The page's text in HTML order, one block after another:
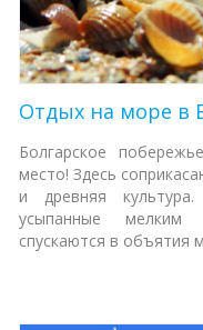
Отдых на море в
Болгарское
место! Здесь
и древняя
усыпанные мелким
спускаются в объятия